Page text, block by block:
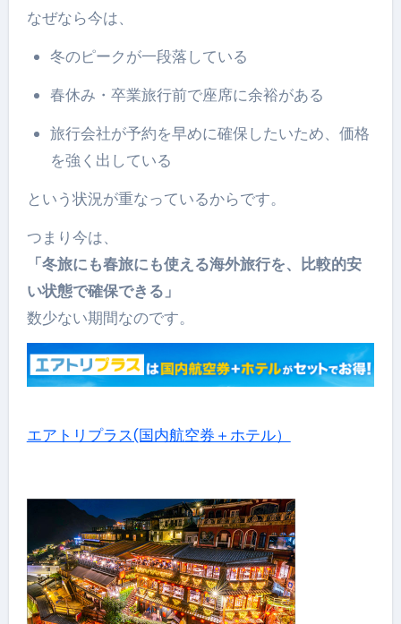
なぜなら今は、
冬のピークが一段落している
春休み・卒業旅行前で座席に余裕がある
旅行会社が予約を早めに確保したいため、価格
を強く出している
という状況が重なっているからです。
つまり今は、
「冬旅にも春旅にも使える海外旅行を、比較的安
い状態で確保できる」
数少ない期間なのです。
エアトリプラス(国内航空券＋ホテル）